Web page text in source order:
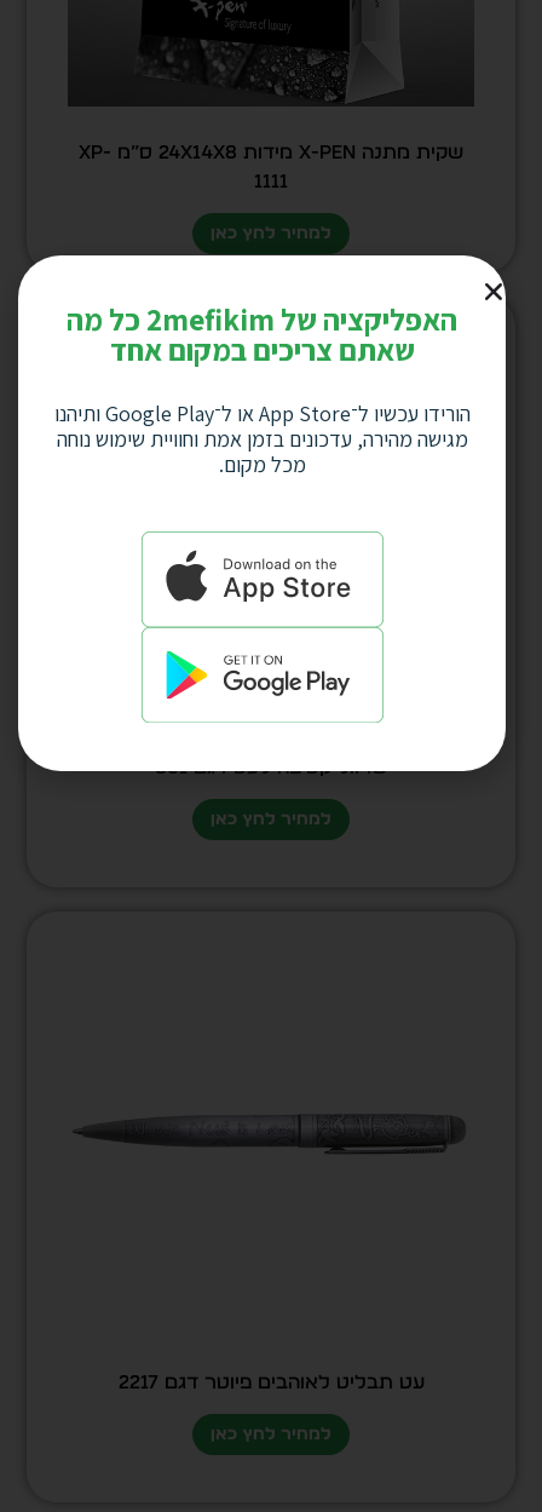
שקית מתנה X-Pen מידות 24X14X8 ס”מ XP-
1111
למחיר לחץ כאן
שרוול קטיפה לעט דגם 801
למחיר לחץ כאן
עט תבליט לאוהבים פיוטר דגם 2217
למחיר לחץ כאן
האפליקציה של 2mefikim כל מה
שאתם צריכים במקום אחד
הורידו עכשיו ל־App Store או ל־Google Play ותיהנו
מגישה מהירה, עדכונים בזמן אמת וחוויית שימוש נוחה
מכל מקום.